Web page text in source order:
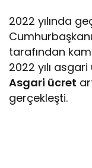
2022 yılında
Cumhurbaşkanı
tarafından
2022 yılı
Asgari ücret
gerçekleşti.